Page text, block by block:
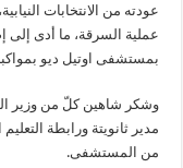
عودته من الانتخابات
عملية السرقة، ما أدى
بمستشفى اوتيل ديو بمواكبة
وشكر شاهين كلّ من وزير
مدير ثانويتة ورابطة
من المستشفى.